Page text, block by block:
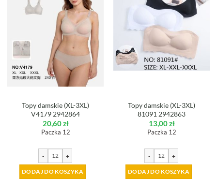
Topy damskie (XL-3XL)
V4179 2942864
20,60zł
Paczka 12
- +
DODAJ DO KOSZYKA
Topy damskie (XL-3XL)
81091 2942863
13,00zł
Paczka 12
- +
DODAJ DO KOSZYKA